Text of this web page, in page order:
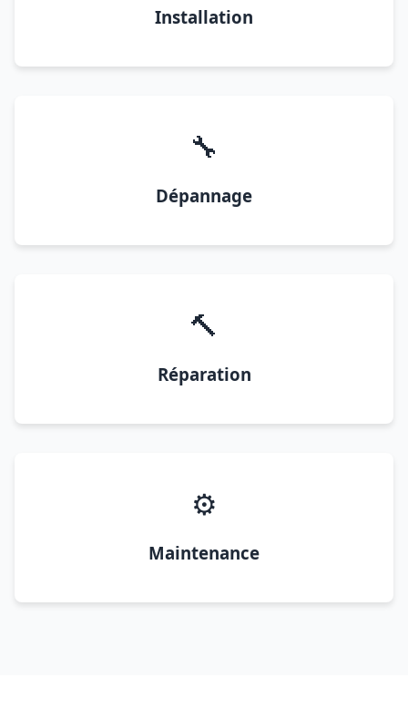
Installation
🔧
Dépannage
🔨
Réparation
⚙️
Maintenance